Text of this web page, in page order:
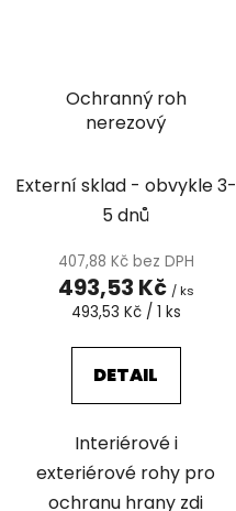
Ochranný roh
nerezový
Externí sklad - obvykle 3-
5 dnů
407,88 Kč bez DPH
493,53 Kč / ks
Měrná
493,53 Kč / 1 ks
DETAIL
Interiérové i
exteriérové rohy pro
ochranu hrany zdi